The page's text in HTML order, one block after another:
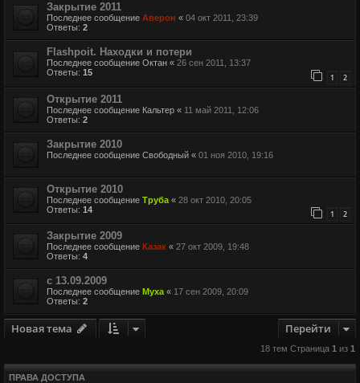
Закрытие 2011
Последнее сообщение Аверон « 04 окт 2011, 23:39
Ответы: 2
Flashpoit. Находки и потери
Последнее сообщение Октан « 26 сен 2011, 13:37
Ответы: 15 1 2
Открытие 2011
Последнее сообщение Кальтер « 11 май 2011, 12:06
Ответы: 2
Закрытие 2010
Последнее сообщение Свободный « 01 ноя 2010, 19:16
Открытие 2010
Последнее сообщение Труба « 28 окт 2010, 20:05
Ответы: 14 1 2
Закрытие 2009
Последнее сообщение Казак « 27 окт 2009, 19:48
Ответы: 4
с 13.09.2009
Последнее сообщение Муха« 17 сен 2009, 20:09
Ответы: 2
Новая тема Перейти
18 тем Страница 1 из 1
ПРАВА ДОСТУПА